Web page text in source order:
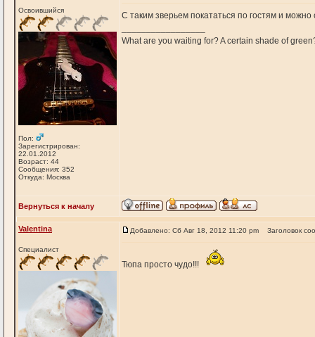
Освоившийся
Пол:
Зарегистрирован:
22.01.2012
Возраст: 44
Сообщения: 352
Откуда: Москва
С таким зверьем покататься по гостям и можно
What are you waiting for? A certain shade of
Вернуться к началу
Valentina
Специалист
Добавлено: Сб Авг 18, 2012 11:20 pm Заголовок
Тюпа просто чудо!!!